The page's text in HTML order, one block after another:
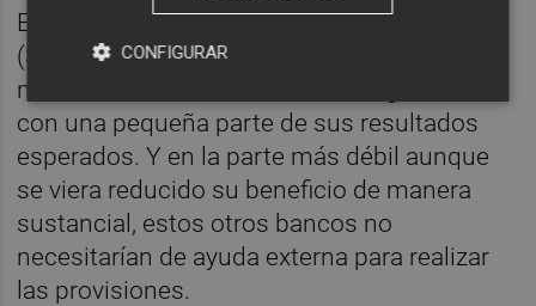
En el mejor de los casos, los tres grandes
(Santander, BBVA y CaixaBank), de ser
necesario harían frente a sus obligaciones
con una pequeña parte de sus resultados
esperados. Y en la parte más débil aunque
se viera reducido su beneficio de manera
sustancial, estos otros bancos no
necesitarían de ayuda externa para realizar
las provisiones.
CONFIGURAR